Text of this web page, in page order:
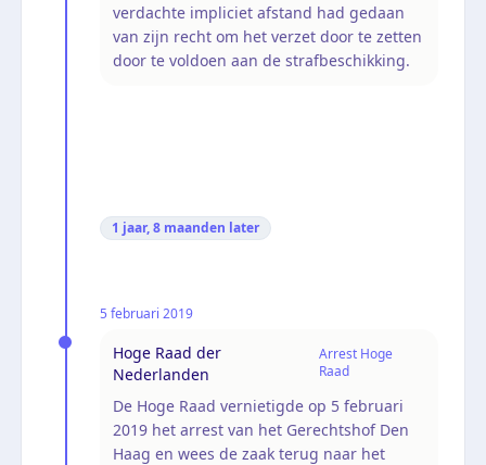
verdachte impliciet afstand had gedaan
van zijn recht om het verzet door te zetten
door te voldoen aan de strafbeschikking.
1 jaar, 8 maanden later
5 februari 2019
Hoge Raad der
Nederlanden
Arrest Hoge
Raad
De Hoge Raad vernietigde op 5 februari
2019 het arrest van het Gerechtshof Den
Haag en wees de zaak terug naar het